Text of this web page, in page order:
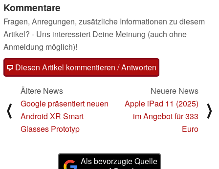
Kommentare
Fragen, Anregungen, zusätzliche Informationen zu diesem
Artikel? - Uns interessiert Deine Meinung (auch ohne
Anmeldung möglich)!
Diesen Artikel kommentieren / Antworten
⟨
Ältere News
Google präsentiert neuen
Android XR Smart
Glasses Prototyp
Neuere News
Apple iPad 11 (2025)
im Angebot für 333
Euro
⟩
Als bevorzugte Quelle